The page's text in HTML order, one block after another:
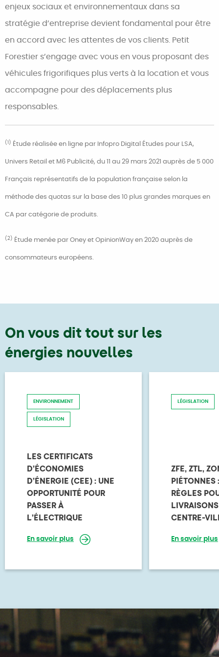
enjeux sociaux et environnementaux dans sa
stratégie d’entreprise devient fondamental pour être
en accord avec les attentes de vos clients. Petit
Forestier s’engage avec vous en vous proposant des
véhicules frigorifiques plus verts à la location et vous
accompagne pour des déplacements plus
responsables.
(1) Étude réalisée en ligne par Infopro Digital Études pour LSA,
Univers Retail et M6 Publicité, du 11 au 29 mars 2021 auprès de 5 000
Français représentatifs de la population française selon la
méthode des quotas sur la base des 10 plus grandes marques en
CA par catégorie de produits.
(2) Étude menée par Oney et OpinionWay en 2020 auprès de
consommateurs européens.
On vous dit tout sur les
énergies nouvelles
ENVIRONNEMENT
LÉGISLATION
LES CERTIFICATS
D’ÉCONOMIES
D’ÉNERGIE (CEE) : UNE
OPPORTUNITÉ POUR
PASSER À
L’ÉLECTRIQUE
En savoir plus
LÉGISLATION
ZFE, ZTL,
PIÉTONNES
RÈGLES
CENTRE-
En savoir plus